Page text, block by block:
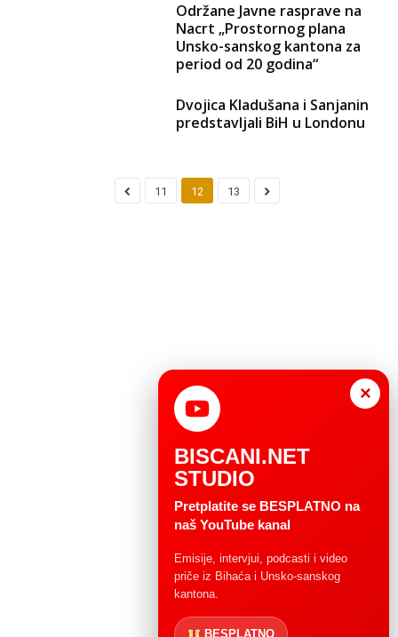
Održane Javne rasprave na
Nacrt „Prostornog plana
Unsko-sanskog kantona za
period od 20 godina“
Dvojica Kladušana i Sanjanin
predstavljali BiH u Londonu
11 12 13
×
BISCANI.NET
STUDIO
Pretplatite se BESPLATNO na
naš YouTube kanal
Emisije, intervjui, podcasti i video
priče iz Bihaća i Unsko-sanskog
kantona.
BESPLATNO